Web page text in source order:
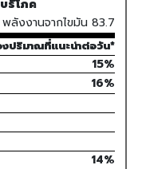
ริโภค
พลังงานจากไขมัน 83.7
ปริมาณที่แนะนำต่อวัน*
15%
16%
14%